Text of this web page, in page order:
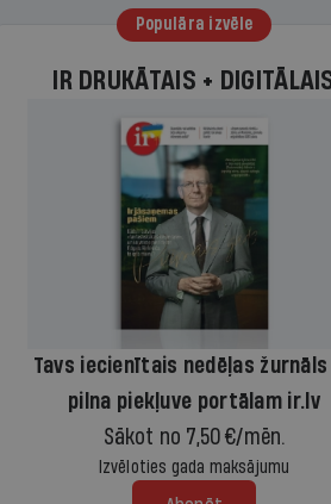
Populāra izvēle
IR DRUKĀTAIS +
Tavs iecienītais nedēļas žurnāls
pilna piekļuve portālam ir.lv
Sākot no 7,50 €/mēn.
Izvēloties gada maksājumu